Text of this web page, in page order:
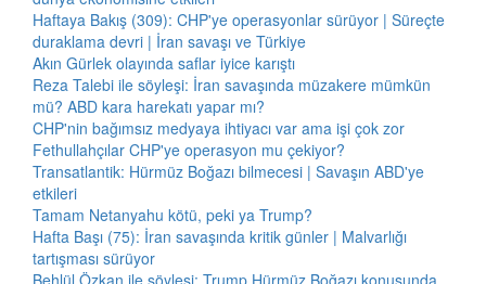
Haftaya Bakış (309): CHP'ye operasyonlar sürüyor | Süreçte
duraklama devri | İran savaşı ve Türkiye
Akın Gürlek olayında saflar iyice karıştı
Reza Talebi ile söyleşi: İran savaşında müzakere mümkün
mü? ABD kara harekatı yapar mı?
CHP'nin bağımsız medyaya ihtiyacı var ama işi çok zor
Fethullahçılar CHP'ye operasyon mu çekiyor?
Transatlantik: Hürmüz Boğazı bilmecesi | Savaşın ABD'ye
etkileri
Tamam Netanyahu kötü, peki ya Trump?
Hafta Başı (75): İran savaşında kritik günler | Malvarlığı
tartışması sürüyor
Behlül Özkan ile söyleşi: Trump Hürmüz Boğazı konusunda